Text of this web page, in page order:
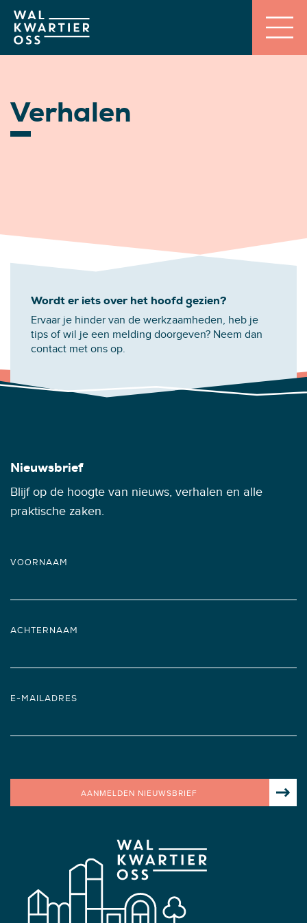
Verhalen
Wordt er iets over het hoofd gezien?
Ervaar je hinder van de werkzaamheden, heb je
tips of wil je een melding doorgeven? Neem dan
contact met ons op.
Nieuwsbrief
Blijf op de hoogte van nieuws, verhalen en alle
praktische zaken.
VOORNAAM
ACHTERNAAM
E-MAILADRES
AANMELDEN NIEUWSBRIEF